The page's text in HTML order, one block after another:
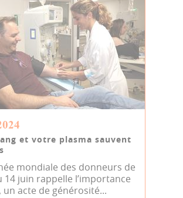
et votre plasma sauvent
mondiale des donneurs de
14 juin rappelle l’importance
un acte de générosité...